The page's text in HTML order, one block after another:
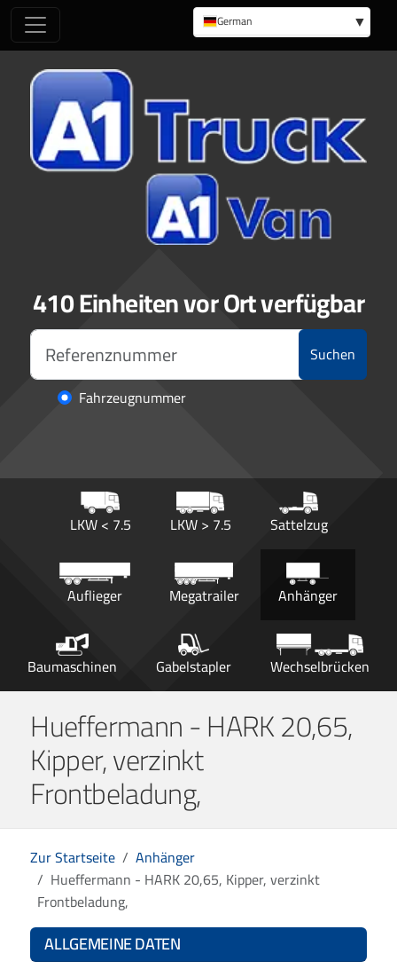
410 Einheiten vor Ort verfügbar
Suchen
Fahrzeugnummer
LKW < 7.5 LKW > 7.5 Sattelzug
Auflieger Megatrailer Anhänger
Baumaschinen Gabelstapler Wechselbrücken
German
English
Hueffermann - HARK 20,65,
Kipper, verzinkt
Frontbeladung,
Zur Startseite
Anhänger
Hueffermann - HARK 20,65, Kipper, verzinkt
Frontbeladung,
ALLGEMEINE DATEN